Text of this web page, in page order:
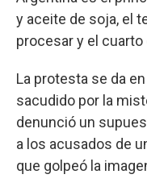
y aceite de soja, el
procesar y el cuarto
La protesta se da
sacudido por la
denunció un
a los acusados de
que golpeó la